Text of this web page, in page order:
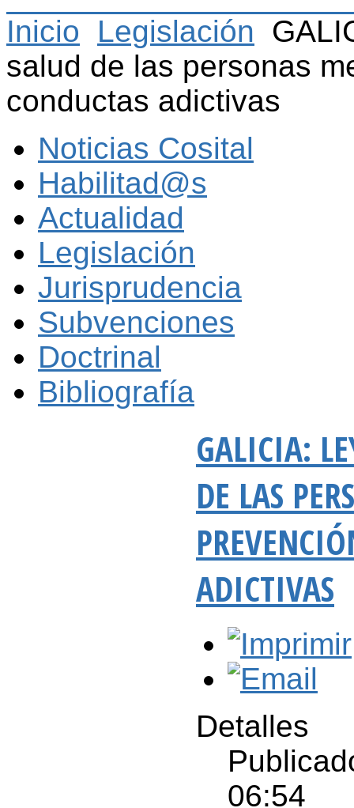
Inicio Legislación
salud de las personas
conductas adictivas
Noticias Cosital
Habilitad@s
Actualidad
Legislación
Jurisprudencia
Subvenciones
Doctrinal
Bibliografía
GALICIA:
DE LAS
ADICTIVAS
Detalles
06:54